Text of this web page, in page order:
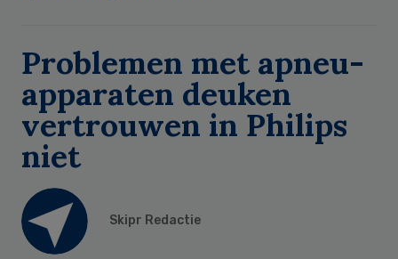
Problemen met apneu-
apparaten deuken
vertrouwen in Philips
niet
Skipr Redactie